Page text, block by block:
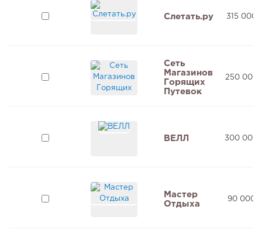
Слетать.ру 315 000
Сеть
Магазинов
Горящих
Путевок
250 000
ВЕЛЛ 300 000
Мастер
Отдыха
90 000